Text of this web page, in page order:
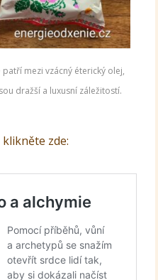
mezi vzácný éterický olej,
dražší a luxusní záležitostí.
zde: